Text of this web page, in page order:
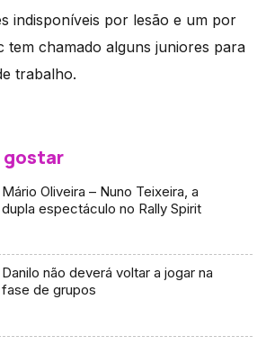
indisponíveis por lesão e um por
tem chamado alguns juniores para
trabalho.
gostar
Mário Oliveira – Nuno Teixeira, a
dupla espectáculo no Rally Spirit
Danilo não deverá voltar a jogar na
fase de grupos